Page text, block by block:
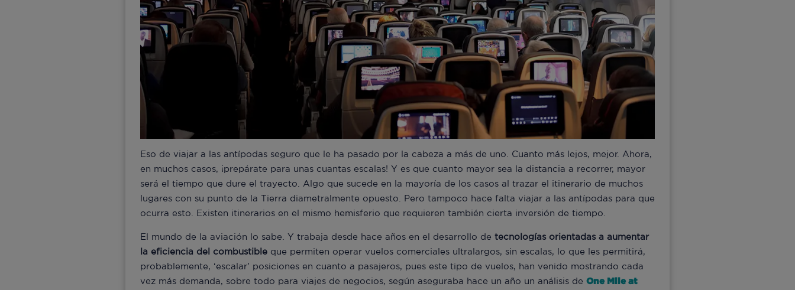
Eso de viajar a las antípodas seguro que le ha pasado por la cabeza a más de uno. Cuanto más lejos, mejor. Ahora,
en muchos casos, ¡prepárate para unas cuantas escalas! Y es que cuanto mayor sea la distancia a recorrer, mayor
será el tiempo que dure el trayecto. Algo que sucede en la mayoría de los casos al trazar el itinerario de muchos
lugares con su punto de la Tierra diametralmente opuesto. Pero tampoco hace falta viajar a las antípodas para que
ocurra esto. Existen itinerarios en el mismo hemisferio que requieren también cierta inversión de tiempo.
El mundo de la aviación lo sabe. Y trabaja desde hace años en el desarrollo de tecnologías orientadas a aumentar
la eficiencia del combustible que permiten operar vuelos comerciales ultralargos, sin escalas, lo que les permitirá,
probablemente, ‘escalar’ posiciones en cuanto a pasajeros, pues este tipo de vuelos, han venido mostrando cada
vez más demanda, sobre todo para viajes de negocios, según aseguraba hace un año un análisis de One Mile at